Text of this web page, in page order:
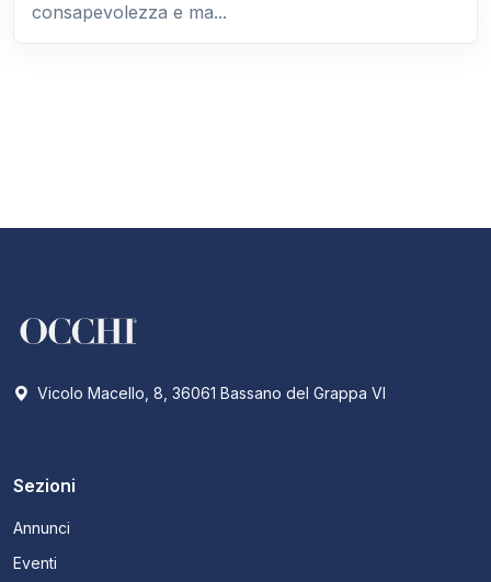
consapevolezza e ma...
Vicolo Macello, 8, 36061 Bassano del Grappa VI
Sezioni
Annunci
Eventi